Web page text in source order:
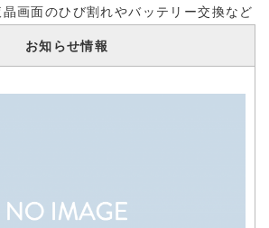
画面のひび割れやバッテリー交換など
お知らせ情報